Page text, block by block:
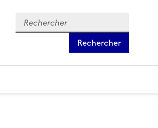
e
h
e
Rechercher